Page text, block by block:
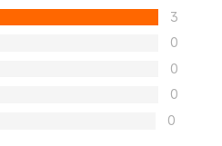
3
0
0
0
0